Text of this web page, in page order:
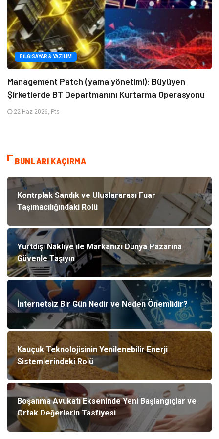
BILGISAYAR & YAZILIM
Management Patch (yama yönetimi): Büyüyen
Şirketlerde BT Departmanını Kurtarma Operasyonu
22 Haz 2026, Pts
BUNLARI KAÇIRMA
Kontrplak Sandık ve Uluslararası Fuar
Taşımacılığındaki Rolü
Yurtdışı Nakliye ile Markanızı Dünya Pazarına
Güvenle Taşıyın
İnternetsiz Bir Gün Nedir ve Neden Önemlidir?
Kauçuk Teknolojisinin Yenilenebilir Enerji
Sistemlerindeki Rolü
Boşanma Avukatı Ekseninde Yeni Başlangıçlar ve
Ortak Değerlerin Tasfiyesi